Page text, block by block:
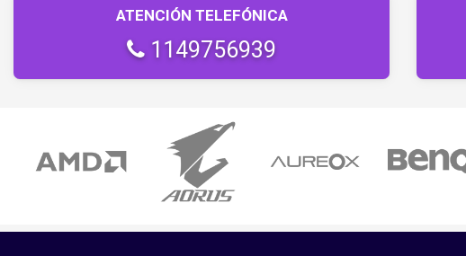
ATENCIÓN TELEFÓNICA
1149756939